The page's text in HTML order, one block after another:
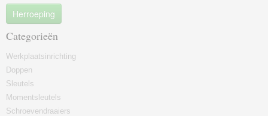
Herroeping
Categorieën
Werkplaatsinrichting
Doppen
Sleutels
Momentsleutels
Schroevendraaiers